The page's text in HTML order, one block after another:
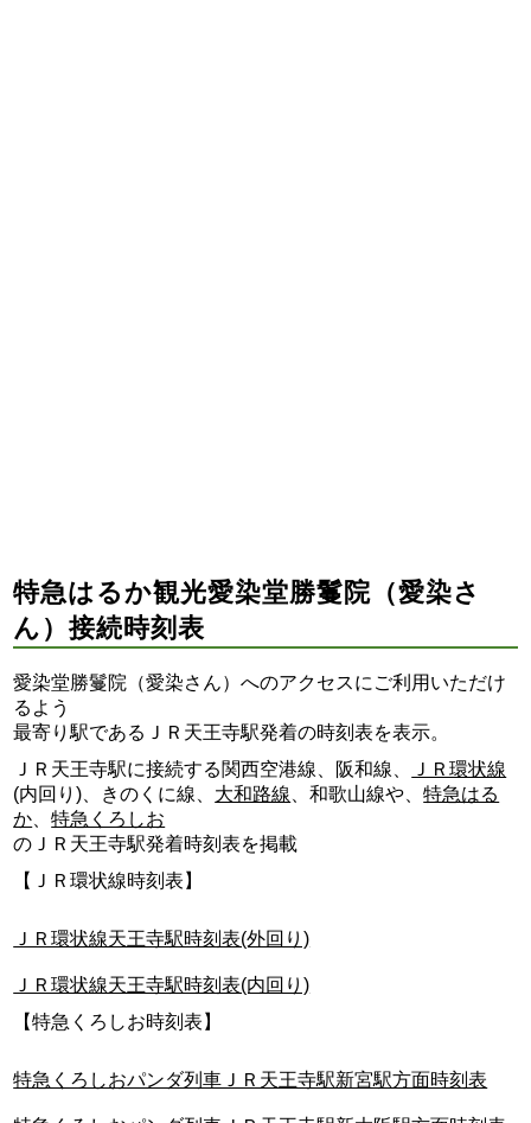
特急はるか観光愛染堂勝鬘院（愛染さ
ん）接続時刻表
愛染堂勝鬘院（愛染さん）へのアクセスにご利用いただけ
るよう
最寄り駅であるＪＲ天王寺駅発着の時刻表を表示。
ＪＲ天王寺駅に接続する関西空港線、阪和線、
ＪＲ環状線
(内回り)、きのくに線、 大和路線 、和歌山線や、特急はる
か 、特急くろしお
のＪＲ天王寺駅発着時刻表を掲載
【ＪＲ環状線時刻表】
ＪＲ環状線天王寺駅時刻表(外回り)
ＪＲ環状線天王寺駅時刻表(内回り)
【特急くろしお時刻表】
特急くろしおパンダ列車ＪＲ天王寺駅新宮駅方面時刻表